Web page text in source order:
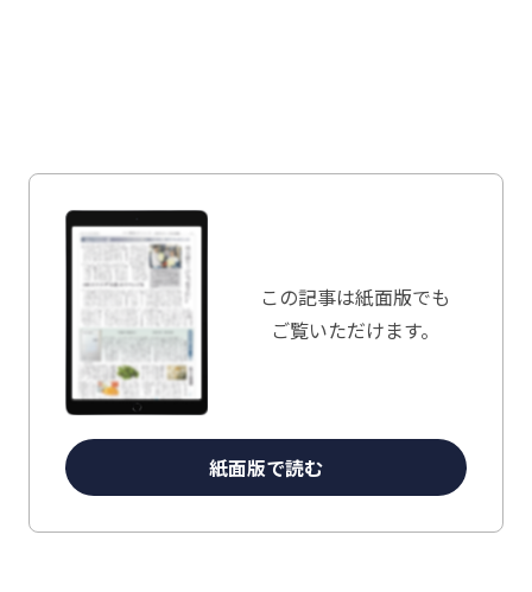
この記事は紙面版でも
ご覧いただけます。
紙面版で読む